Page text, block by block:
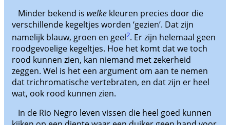
Minder bekend is welke kleuren precies door die
verschillende kegeltjes worden ‘gezien’. Dat zijn
namelijk blauw, groen en geel2. Er zijn helemaal geen
roodgevoelige kegeltjes. Hoe het komt dat we toch
rood kunnen zien, kan niemand met zekerheid
zeggen. Wel is het een argument om aan te nemen
dat trichromatische vertebraten, en dat zijn er heel
wat, ook rood kunnen zien.
In de Rio Negro leven vissen die heel goed kunnen